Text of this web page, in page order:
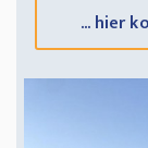
... hier